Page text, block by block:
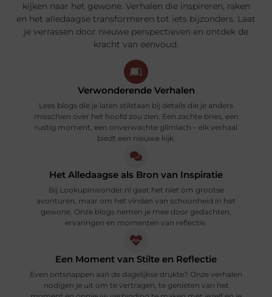
kijken naar het gewone. Verhalen die inspireren, raken
en het alledaagse transformeren tot iets bijzonders. Laat
je verrassen door nieuwe perspectieven en ontdek de
kracht van eenvoud.
Verwonderende Verhalen
Lees blogs die je laten stilstaan bij details die je anders
misschien over het hoofd zou zien. Een zachte bries, een
rustig moment, een onverwachte glimlach – elk verhaal
biedt een nieuwe kijk.
Het Alledaagse als Bron van Inspiratie
Bij Lookupinwonder.nl gaat het niet om grootse
avonturen, maar om het vinden van schoonheid in het
gewone. Onze blogs nemen je mee door gedachten,
ervaringen en momenten van reflectie.
Een Moment van Stilte en Reflectie
Even ontsnappen aan de dagelijkse drukte? Onze verhalen
nodigen je uit om te vertragen, te genieten van het